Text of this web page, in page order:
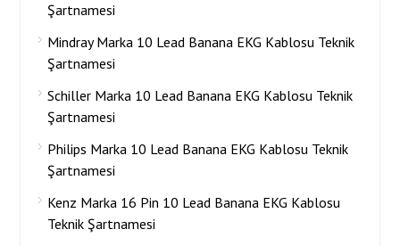
Şartnamesi
Mindray Marka 10 Lead Banana EKG Kablosu Teknik
Şartnamesi
Schiller Marka 10 Lead Banana EKG Kablosu Teknik
Şartnamesi
Philips Marka 10 Lead Banana EKG Kablosu Teknik
Şartnamesi
Kenz Marka 16 Pin 10 Lead Banana EKG Kablosu
Teknik Şartnamesi